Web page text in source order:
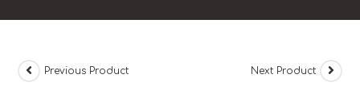
Previous Product Next Product